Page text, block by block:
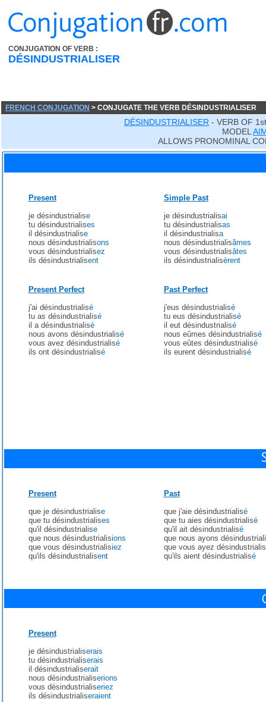
CONJUGATION OF VERB :
DÉSINDUSTRIALISER
FRENCH CONJUGATION > CONJUGATE THE VERB DÉSINDUSTRIALISER
DÉSINDUSTRIALISER - VERB OF
MODEL
ALLOWS PRONOMINAL
Present
je désindustrialise
tu désindustrialises
il désindustrialise
nous désindustrialisons
vous désindustrialisez
ils désindustrialisent
Simple Past
je désindustrialisai
tu désindustrialisas
il désindustrialisa
nous désindustrialisâmes
vous désindustrialisâtes
ils désindustrialisèrent
Present Perfect
j'ai désindustrialisé
tu as désindustrialisé
il a désindustrialisé
nous avons désindustrialisé
vous avez désindustrialisé
ils ont désindustrialisé
Past Perfect
j'eus désindustrialisé
tu eus désindustrialisé
il eut désindustrialisé
nous eûmes désindustrialisé
vous eûtes désindustrialisé
ils eurent désindustrialisé
Present
que je désindustrialise
que tu désindustrialises
qu'il désindustrialise
que nous désindustrialisions
que vous désindustrialisiez
qu'ils désindustrialisent
Past
que j'aie désindustrialisé
que tu aies désindustrialisé
qu'il ait désindustrialisé
que nous ayons
que vous ayez désindustrialis
qu'ils aient désindustrialisé
Present
je désindustrialiserais
tu désindustrialiserais
il désindustrialiserait
nous désindustrialiserions
vous désindustrialiseriez
ils désindustrialiseraient